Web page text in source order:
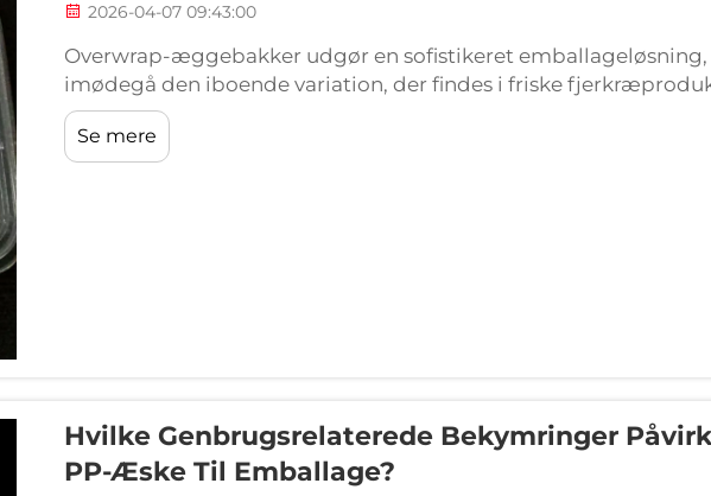
2026-04-07 09:43:00
Overwrap-æggebakker udgør en sofistikeret
imødegå den iboende variation, der findes i friske
til standardiserede varer, der opretholder konstante
fjerkræprodukter unikke udfordringer...
Se mere
Hvilke Genbrugsrelaterede Bekymringer
PP-Æske Til Emballage?